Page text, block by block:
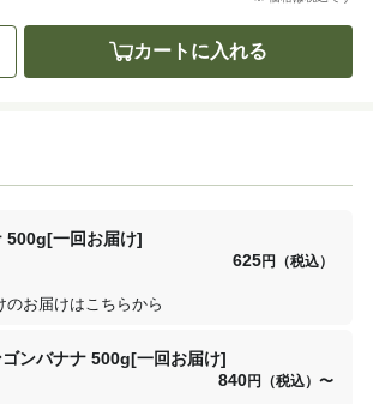
カートに入れる
500g[一回お届け]
625円（税込）
のお届けはこちらから
ンバナナ 500g[一回お届け]
840円（税込）〜